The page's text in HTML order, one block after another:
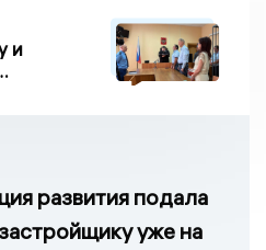
и
развития подала
уже на